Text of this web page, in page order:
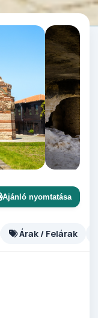
Ajánló nyomtatása
Árak / Felárak